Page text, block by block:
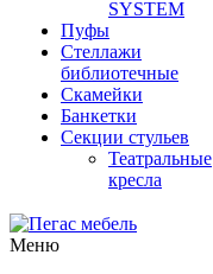
SYSTEM
Пуфы
Стеллажи
библиотечные
Скамейки
Банкетки
Секции стульев
Театральные
кресла
Меню